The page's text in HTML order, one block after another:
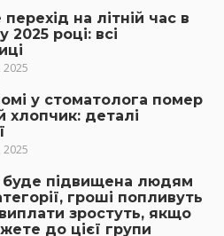
на літній час в
2025 році: всі
2025
у стоматолога помер
хлопчик: деталі
2025
буде підвищена людям
гроші попливуть
зростуть, якщо
до цієї групи